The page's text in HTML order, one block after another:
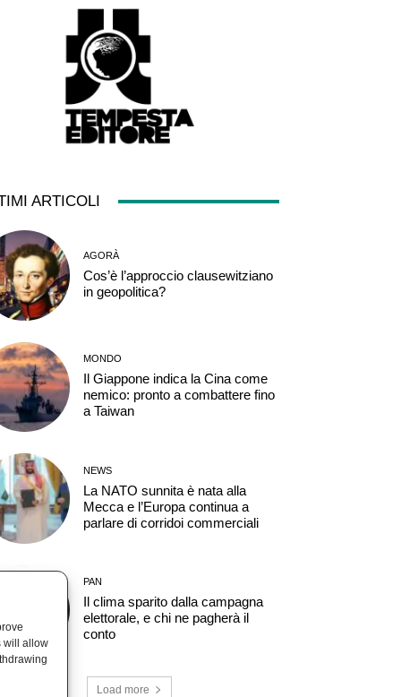
will allow
ARTICOLI
AGORÀ
Cos’è l’approccio clausewitziano
in geopolitica?
MONDO
Il Giappone indica la Cina come
nemico: pronto a combattere fino
a Taiwan
NEWS
La NATO sunnita è nata alla
Mecca e l’Europa continua a
parlare di corridoi commerciali
PAN
Il clima sparito dalla campagna
elettorale, e chi ne pagherà il
conto
Load more